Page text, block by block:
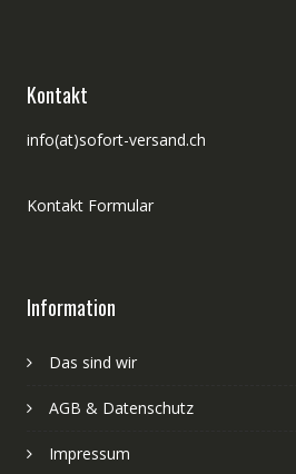
Kontakt
info(at)sofort-versand.ch
Kontakt Formular
Information
Das sind wir
AGB & Datenschutz
Impressum